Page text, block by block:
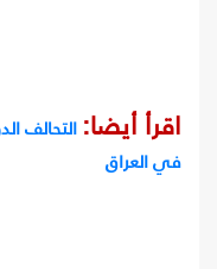
اقرأ أيضا: التحالف
في العراق